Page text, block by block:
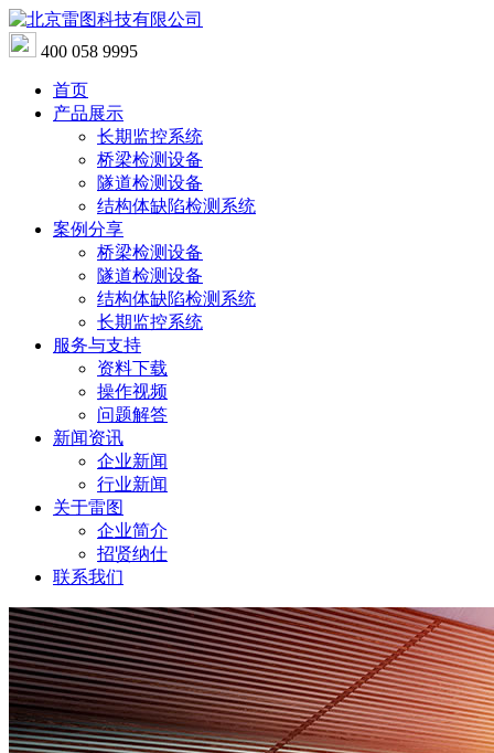
400 058 9995
首页
产品展示
长期监控系统
桥梁检测设备
隧道检测设备
结构体缺陷检测系统
案例分享
桥梁检测设备
隧道检测设备
结构体缺陷检测系统
长期监控系统
服务与支持
资料下载
操作视频
问题解答
新闻资讯
企业新闻
行业新闻
关于雷图
企业简介
招贤纳仕
联系我们